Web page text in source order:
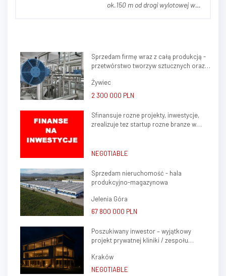
ok.150 m od drogi wylotowej w
dwa magazyny, jeden z nich
połączony jest z częścią
socjalno-biurową, która może...
Sprzedam firmę wraz z całą produkcją -
przetwórstwo tworzyw sztucznych oraz
Żywiec
2 300 000 PLN
Sfinansuje rozne projekty, inwestycje,
zrealizuje tez startup rozne branze w
NEGOTIABLE
Sprzedam nieruchomość - hala
produkcyjno-magazynowa
Jelenia Góra
67 800 000 PLN
Poszukiwany inwestor – wyjątkowy
projekt prywatnej kliniki / zespołu
(Krowodrza)
Kraków
NEGOTIABLE